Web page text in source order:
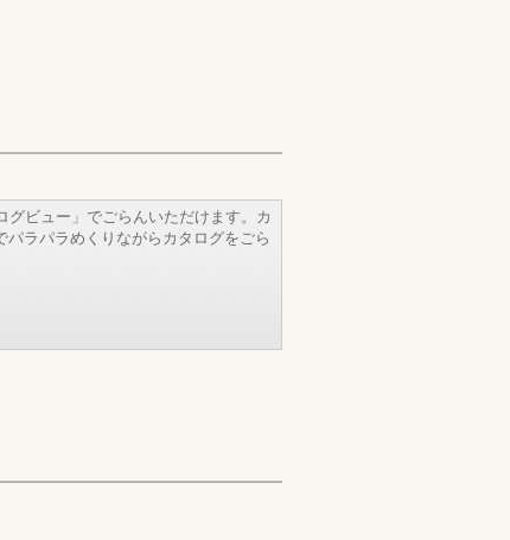
グビュー」でごらんいただけます。カ
パラパラめくりながらカタログをごら